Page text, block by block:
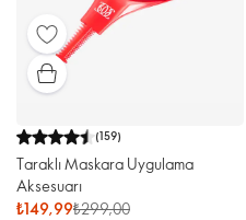
(159)
Taraklı Maskara Uygulama
Aksesuarı
₺149,99₺299,00